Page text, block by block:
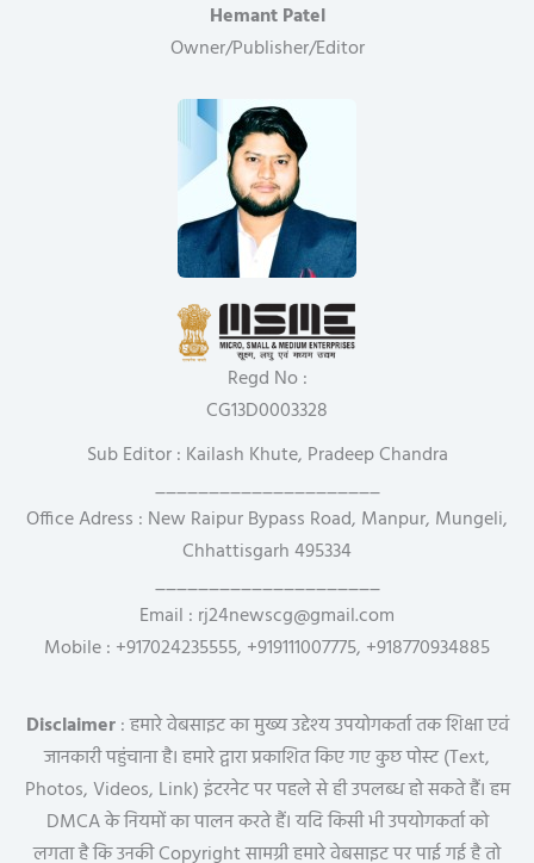
Hemant Patel
Owner/Publisher/Editor
Regd No :
CG13D0003328
Sub Editor : Kailash Khute, Pradeep Chandra
_____________________
Office Adress : New Raipur Bypass Road, Manpur, Mungeli,
Chhattisgarh 495334
_____________________
Email : rj24newscg@gmail.com
Mobile : +917024235555, +919111007775, +918770934885
Disclaimer: हमारे वेबसाइट का मुख्य उद्देश्य उपयोगकर्ता तक शिक्षा एवं
जानकारी पहुंचाना है। हमारे द्वारा प्रकाशित किए गए कुछ पोस्ट (Text,
Photos, Videos, Link) इंटरनेट पर पहले से ही उपलब्ध हो सकते हैं। हम
DMCA के नियमों का पालन करते हैं। यदि किसी भी उपयोगकर्ता को
लगता है कि उनकी Copyright सामग्री हमारे वेबसाइट पर पाई गई है तो